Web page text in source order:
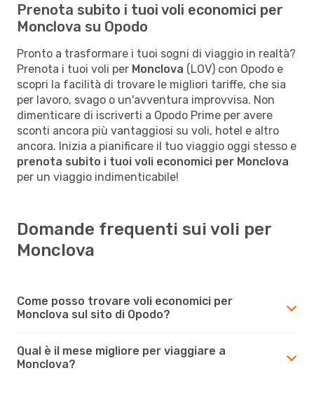
Prenota subito i tuoi voli economici per
Monclova su Opodo
Pronto a trasformare i tuoi sogni di viaggio in realtà?
Prenota i tuoi voli per Monclova (LOV) con Opodo e
scopri la facilità di trovare le migliori tariffe, che sia
per lavoro, svago o un'avventura improvvisa. Non
dimenticare di iscriverti a Opodo Prime per avere
sconti ancora più vantaggiosi su voli, hotel e altro
ancora. Inizia a pianificare il tuo viaggio oggi stesso e
prenota subito i tuoi voli economici per Monclova
per un viaggio indimenticabile!
Domande frequenti sui voli per
Monclova
Come posso trovare voli economici per
Monclova sul sito di Opodo?
Qual è il mese migliore per viaggiare a
Monclova?